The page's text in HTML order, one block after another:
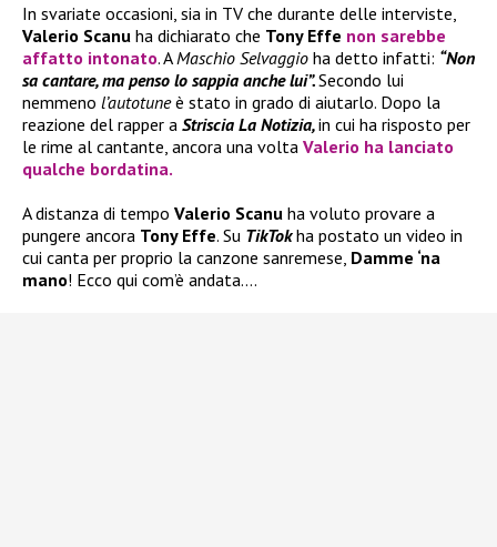
In svariate occasioni, sia in TV che durante delle interviste,
Valerio Scanu ha dichiarato che Tony Effe non sarebbe
affatto intonato. A Maschio Selvaggio ha detto infatti: “Non
sa cantare, ma penso lo sappia anche lui”.Secondo lui
nemmeno l’autotuneè stato in grado di aiutarlo. Dopo la
reazione del rapper a Striscia La Notizia,in cui ha risposto per
le rime al cantante, ancora una volta Valerio ha lanciato
qualche bordatina.
A distanza di tempo Valerio Scanu ha voluto provare a
pungere ancora Tony Effe. Su TikTokha postato un video in
cui canta per proprio la canzone sanremese, Damme ‘na
mano! Ecco qui com’è andata….